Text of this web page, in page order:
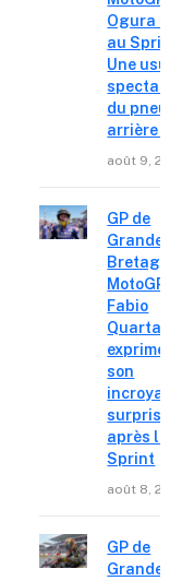
Ogura
au Sprint
Une
du pneu
arrière »
août 9,
GP de
Grande-
Bretagne
MotoGP :
Fabio
exprime
son
surprise
après le
Sprint
août 8,
GP de
Grande-